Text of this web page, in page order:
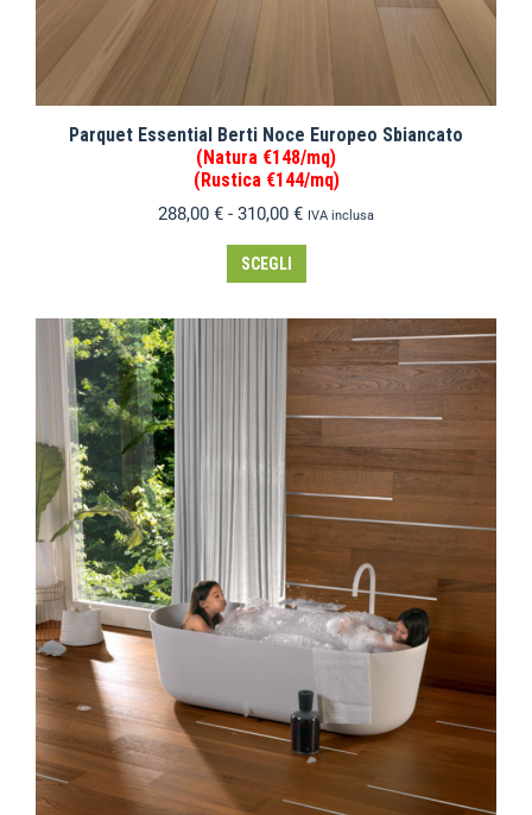
Parquet Essential Berti Noce Europeo Sbiancato
(Natura €148/mq)
(Rustica €144/mq)
288,00 € - 310,00 € IVA inclusa
SCEGLI